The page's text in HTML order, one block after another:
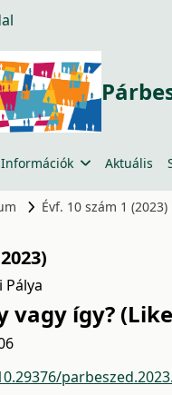
Információk Aktuális
Évf. 10 szám 1 (2023)
Pálya
vagy így?